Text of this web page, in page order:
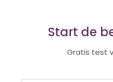
Start de
Gratis test